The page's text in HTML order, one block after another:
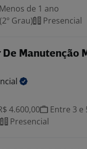
Menos de 1 ano
Grau)
Presencial
Manutenção
4.600,00
Entre 3 e
Presencial